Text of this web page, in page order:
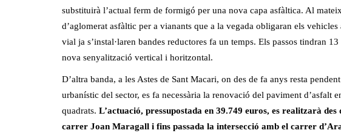
substituirà l’actual ferm de formigó per una nova capa asfàltica. Al
d’aglomerat asfàltic per a vianants que a la vegada obligaran els
vial ja s’instal·laren bandes reductores fa un temps. Els passos tindran
nova senyalització vertical i horitzontal.
D’altra banda, a les Astes de Sant Macari, on des de fa anys resta
urbanístic del sector, es fa necessària la renovació del paviment d’asfalt
quadrats. L’actuació, pressupostada en 39.749 euros, es realitzarà
carrer Joan Maragall i fins passada la intersecció amb el carrer